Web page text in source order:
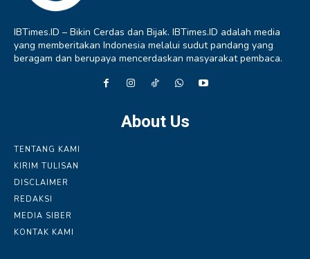
IBTimes.ID – Bikin Cerdas dan Bijak. IBTimes.ID adalah media
yang memberitakan Indonesia melalui sudut pandang yang
beragam dan berupaya mencerdaskan masyarakat pembaca.
About Us
TENTANG KAMI
KIRIM TULISAN
DISCLAIMER
REDAKSI
MEDIA SIBER
KONTAK KAMI